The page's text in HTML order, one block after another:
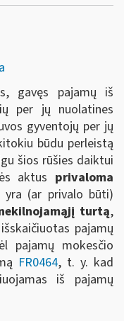
gavęs pajamų iš
per jų nuolatines
gyventojų per jų
būdu perleistą
šios rūšies daiktui
aktus privaloma
(ar privalo būti)
turtą,
pajamų
pajamų mokesčio
FR0464, t. y. kad
iš pajamų